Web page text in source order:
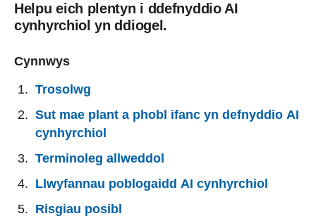
Helpu eich plentyn i ddefnyddio AI
cynhyrchiol yn ddiogel.
Cynnwys
Trosolwg
Sut mae plant a phobl ifanc yn defnyddio AI
cynhyrchiol
Terminoleg allweddol
Llwyfannau poblogaidd AI cynhyrchiol
Risgiau posibl